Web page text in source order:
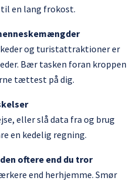
til en lang frokost.
og turistattraktioner er
Bær tasken foran kroppen
tættest på dig.
eller slå data fra og brug
en kedelig regning.
oftere end du tror
end herhjemme. Smør